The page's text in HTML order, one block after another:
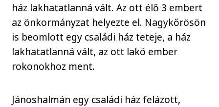
ház lakhatatlanná vált. Az ott élő 3 embert
az önkormányzat helyezte el. Nagykőrösön
is beomlott egy családi ház teteje, a ház
lakhatatlanná vált, az ott lakó ember
rokonokhoz ment.
Jánoshalmán egy családi ház felázott,